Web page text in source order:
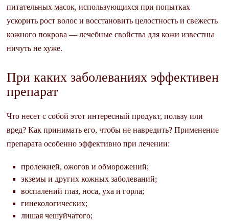
питательных масок, использующихся при попытках
ускорить рост волос и восстановить целостность и свежесть
кожного покрова — лечебные свойства для кожи известны
ничуть не хуже.
При каких заболеваниях эффективен
препарат
Что несет с собой этот интересный продукт, пользу или
вред? Как принимать его, чтобы не навредить? Применение
препарата особенно эффективно при лечении:
пролежней, ожогов и обморожений;
экземы и других кожных заболеваний;
воспалений глаз, носа, уха и горла;
гинекологических;
лишая чешуйчатого;